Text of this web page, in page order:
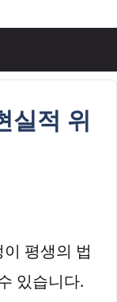
실적 위
평생의 법
있습니다.